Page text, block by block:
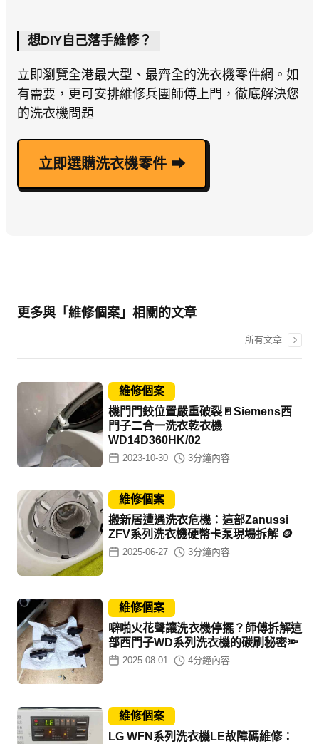
想DIY自己落手維修？
立即瀏覽全港最大型、最齊全的洗衣機零件網。如
有需要，更可安排維修兵團師傅上門，徹底解決您
的洗衣機問題
立即選購洗衣機零件 ⮕
更多與「維修個案」相關的文章
所有文章
維修個案
機門門鉸位置嚴重破裂🚪Siemens西
門子二合一洗衣乾衣機
WD14D360HK/02
2023-10-30 3分鐘內容
維修個案
搬新居遭遇洗衣危機：這部Zanussi
ZFV系列洗衣機硬幣卡泵現場拆解 🪙
2025-06-27 3分鐘內容
維修個案
噼啪火花聲讓洗衣機停擺？師傅拆解這
部西門子WD系列洗衣機的碳刷秘密🔦
2025-08-01 4分鐘內容
維修個案
LG WFN系列洗衣機LE故障碼維修：